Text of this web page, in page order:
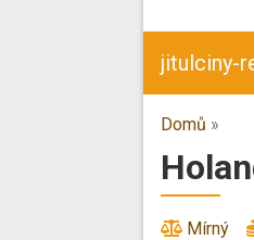
jitulciny-
Domů »
Mírný